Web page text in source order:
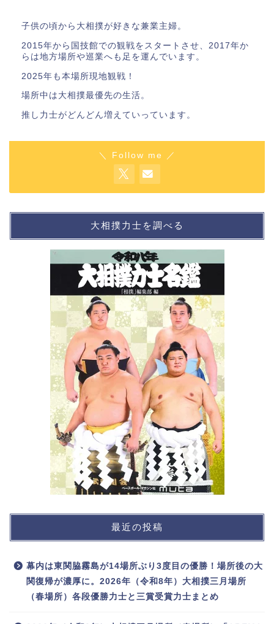
子供の頃から大相撲が好きな兼業主婦。
2015年から国技館での観戦をスタートさせ、2017年か
らは地方場所や巡業へも足を運んでいます。
2025年も本場所現地観戦！
場所中は大相撲最優先の生活。
推し力士がどんどん増えていっています。
＼ Follow me ／
大相撲力士を調べる
最近の投稿
幕内は東関脇霧島が14場所ぶり3度目の優勝！場所後の大
関復帰が濃厚に。2026年（令和8年）大相撲三月場所
（春場所）各段優勝力士と三賞受賞力士まとめ